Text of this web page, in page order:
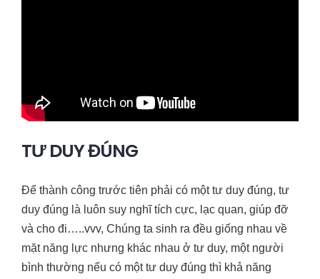
TƯ DUY ĐÚNG
Để thành công trước tiên phải có một tư duy đúng, tư
duy đúng là luôn suy nghĩ tích cực, lạc quan, giúp đỡ
và cho đi…..vvv, Chúng ta sinh ra đều giống nhau về
mặt năng lực nhưng khác nhau ở tư duy, một người
bình thường nếu có một tư duy đúng thì khả năng